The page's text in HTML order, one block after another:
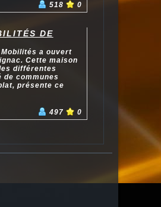
518 0
DE
a ouvert
Cette maison
différentes
communes
présente ce
497
0